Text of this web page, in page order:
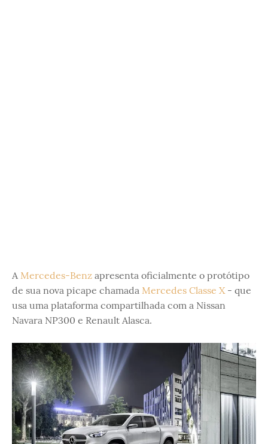
A Mercedes-Benz apresenta oficialmente o protótipo
de sua nova picape chamada Mercedes Classe X- que
usa uma plataforma compartilhada com a Nissan
Navara NP300 e Renault Alasca.